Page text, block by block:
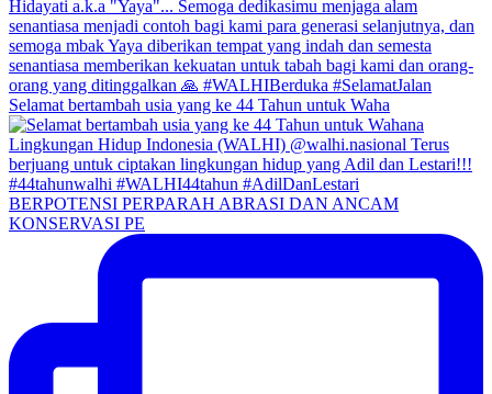
Selamat bertambah usia yang ke 44 Tahun untuk Waha
BERPOTENSI PERPARAH ABRASI DAN ANCAM
KONSERVASI PE